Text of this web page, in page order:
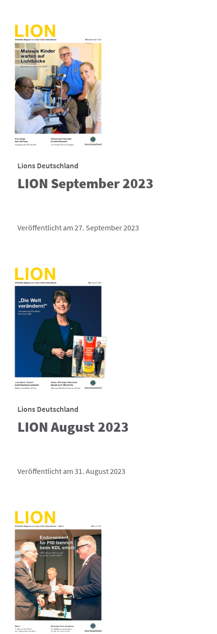
Lions Deutschland
LION September 2023
Veröffentlicht am 27. September 2023
Lions Deutschland
LION August 2023
Veröffentlicht am 31. August 2023